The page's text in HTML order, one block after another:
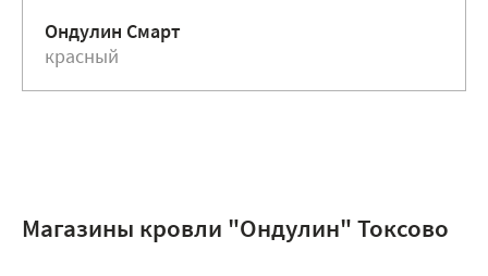
Ондулин Смарт
красный
Магазины кровли "Ондулин" Токсово